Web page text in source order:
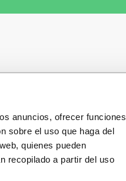
anuncios, ofrecer funciones
sobre el uso que haga del
quienes pueden
recopilado a partir del uso
de privacidad
de privacidad redes
generales de la